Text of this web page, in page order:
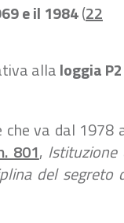
e il 1984(22
allaloggia P2
va dal 1978
801, Istituzione
del segreto